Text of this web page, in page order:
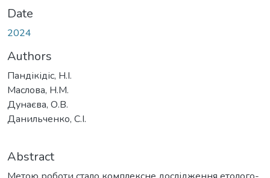
Date
2024
Authors
Пандікідіс, Н.І.
Маслова, Н.М.
Дунаєва, О.В.
Данильченко, С.І.
Abstract